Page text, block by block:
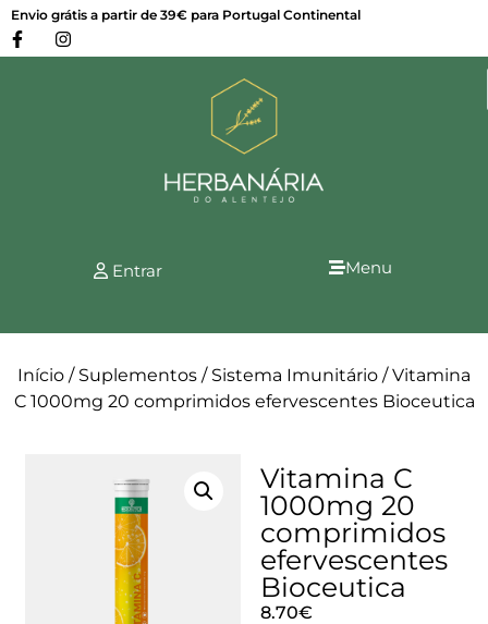
Envio grátis a partir de 39€ para Portugal Continental
Entrar Menu
Início / Suplementos / Sistema Imunitário / Vitamina
C 1000mg 20 comprimidos efervescentes Bioceutica
Vitamina C
1000mg 20
comprimidos
efervescentes
Bioceutica
8.70€